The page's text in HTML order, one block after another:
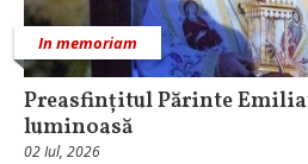
In memoriam
Preasfințitul Părinte
luminoasă
02 Iul, 2026